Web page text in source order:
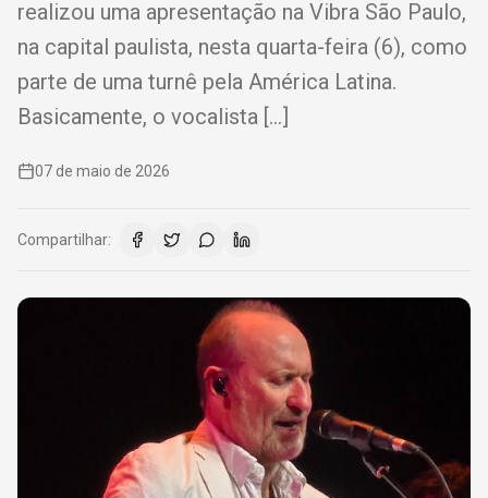
realizou uma apresentação na Vibra São Paulo,
na capital paulista, nesta quarta-feira (6), como
parte de uma turnê pela América Latina.
Basicamente, o vocalista […]
07 de maio de 2026
Compartilhar: